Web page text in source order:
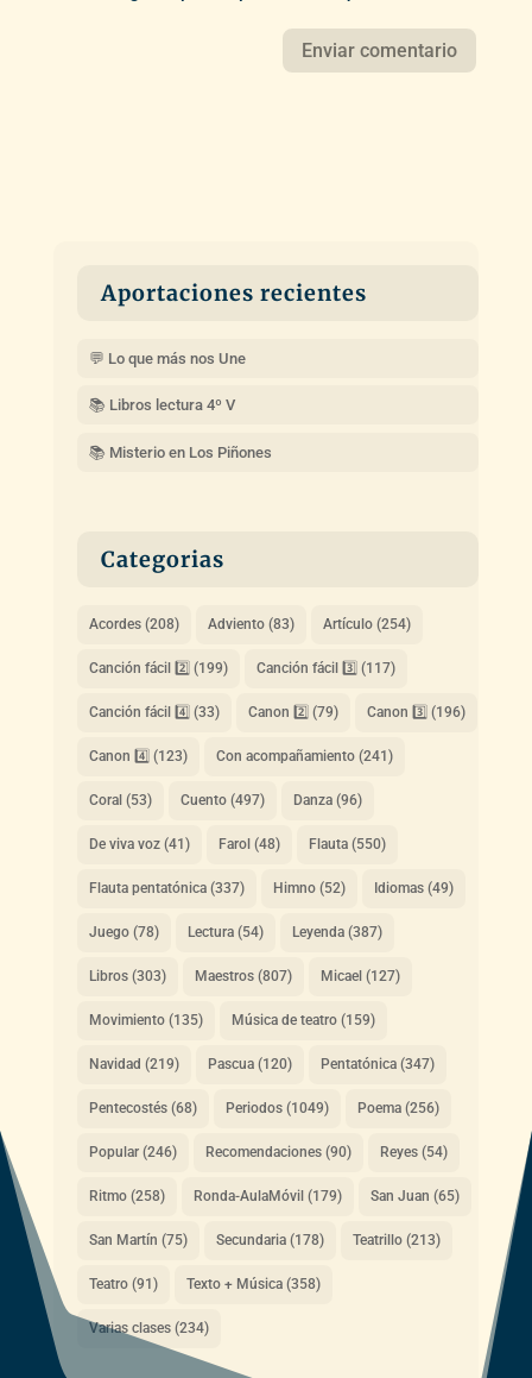
Aportaciones recientes
💬 Lo que más nos Une
📚 Libros lectura 4º V
📚 Misterio en Los Piñones
Categorias
Acordes(208) Adviento(83) Artículo(254)
Canción fácil 2️⃣ (199) Canción fácil 3️⃣ (117)
Canción fácil 4️⃣ (33) Canon 2️⃣ (79) Canon 3️⃣ (196)
Canon 4️⃣ (123) Con acompañamiento(241)
Coral(53) Cuento(497) Danza(96)
De viva voz(41) Farol(48) Flauta(550)
Flauta pentatónica(337) Himno(52) Idiomas(49)
Juego(78) Lectura(54) Leyenda(387)
Libros(303) Maestros(807) Micael(127)
Movimiento(135) Música de teatro(159)
Navidad (219) Pascua(120) Pentatónica(347)
Pentecostés(68) Periodos(1049) Poema(256)
Popular(246) Recomendaciones(90) Reyes(54)
Ritmo(258) Ronda-AulaMóvil(179) San Juan (65)
San Martín (75) Secundaria(178) Teatrillo(213)
Teatro(91) Texto + Música(358)
Varias clases(234)